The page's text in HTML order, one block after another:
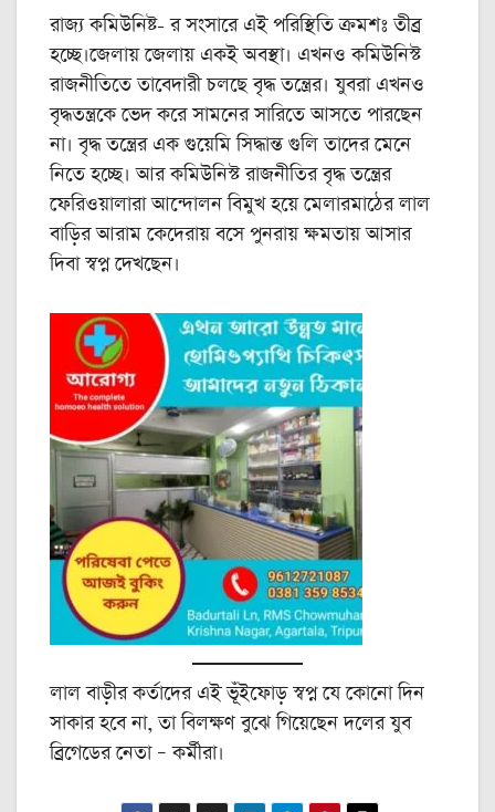
রাজ্য কমিউনিষ্ট- র সংসারে এই পরিস্থিতি ক্রমশঃ তীব্র
হচ্ছে।জেলায় জেলায় একই অবস্থা। এখনও কমিউনিস্ট
রাজনীতিতে তাবেদারী চলছে বৃদ্ধ তন্ত্রের। যুবরা এখনও
বৃদ্ধতন্ত্রকে ভেদ করে সামনের সারিতে আসতে পারছেন
না। বৃদ্ধ তন্ত্রের এক গুয়েমি সিদ্ধান্ত গুলি তাদের মেনে
নিতে হচ্ছে। আর কমিউনিস্ট রাজনীতির বৃদ্ধ তন্ত্রের
ফেরিওয়ালারা আন্দোলন বিমুখ হয়ে মেলারমাঠের লাল
বাড়ির আরাম কেদেরায় বসে পুনরায় ক্ষমতায় আসার
দিবা স্বপ্ন দেখছেন।
লাল বাড়ীর কর্তাদের এই ভূঁইফোড় স্বপ্ন যে কোনো দিন
সাকার হবে না, তা বিলক্ষণ বুঝে গিয়েছেন দলের যুব
ব্রিগেডের নেতা – কর্মীরা।